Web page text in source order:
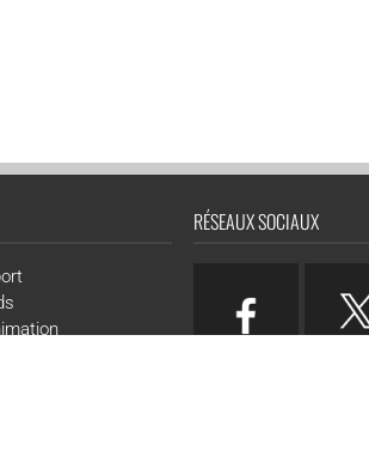
RÉSEAUX SOCIAUX